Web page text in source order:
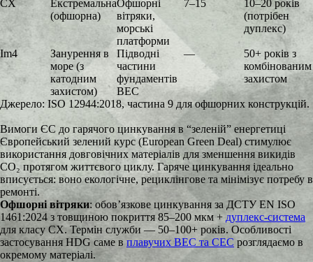
CX
Екстремальна
(офшорна)
Офшорні
вітряки,
морські
платформи
7–15
10–20 років
(потрібен
дуплекс)
Im4
Занурення в
море (з
катодним
захистом)
Підводні
частини
фундаментів
ВЕС
—
50+ років з
комбінованим
захистом
Джерело: ISO 12944:2018, частина 9 для офшорних конструкцій.
Вимоги ЄС до гарячого цинкування в “зеленій” енергетиці
Європейський зелений курс (European Green Deal) стимулює
використання довговічних матеріалів для зменшення викидів
CO₂ протягом життєвого циклу. Гаряче цинкування ідеально
вписується: воно екологічне, рециклінгове та мінімізує потребу в
ремонті.
Офшорні вітряки: обов’язкове цинкування за ДСТУ EN ISO
1461:2024 з товщиною покриття 85–200 мкм +дуплекс-система
для класу CX. Термін служби — 50–100+ років. Особливості
застосування HDG саме в плавучих ВЕС та СЕС розглядаємо в
окремому матеріалі.